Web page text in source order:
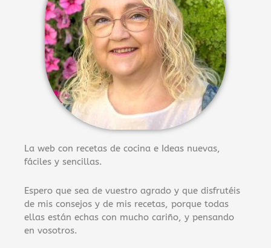
La web con recetas de cocina e Ideas nuevas,
fáciles y sencillas.
Espero que sea de vuestro agrado y que disfrutéis
de mis consejos y de mis recetas, porque todas
ellas están echas con mucho cariño, y pensando
en vosotros.